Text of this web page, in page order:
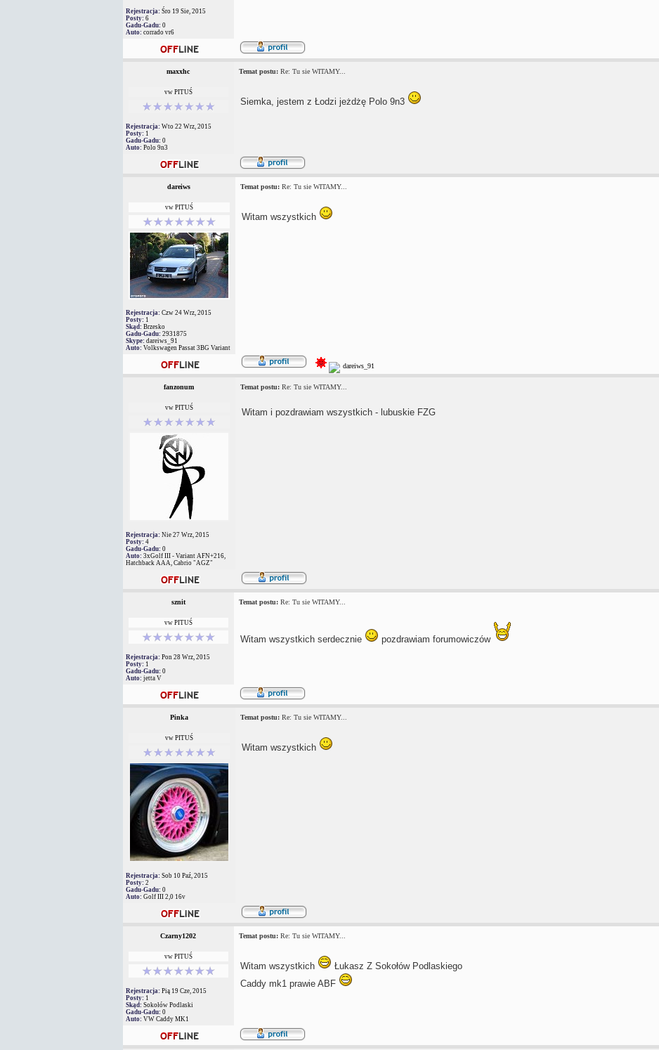
Rejestracja: Śro 19 Sie, 2015
Posty: 6
Gadu-Gadu: 0
Auto: corrado vr6
maxxhc Temat postu:Re: Tu sie WITAMY...
vw PITUŚ
Rejestracja: Wto 22 Wrz, 2015
Posty: 1
Gadu-Gadu: 0
Auto: Polo 9n3
Siemka, jestem z Łodzi jeżdżę Polo 9n3
dareiws Temat postu:Re: Tu sie WITAMY...
vw PITUŚ
Rejestracja: Czw 24 Wrz, 2015
Posty: 1
Skąd: Brzesko
Gadu-Gadu: 2931875
Skype: dareiws_91
Auto: Volkswagen Passat 3BG Variant
Witam wszystkich
fanzonum Temat postu:Re: Tu sie WITAMY...
vw PITUŚ
Rejestracja: Nie 27 Wrz, 2015
Posty: 4
Gadu-Gadu: 0
Auto: 3xGolf III - Variant AFN+216,
Hatchback AAA, Cabrio "AGZ"
Witam i pozdrawiam wszystkich - lubuskie FZG
sznit Temat postu:Re: Tu sie WITAMY...
vw PITUŚ
Rejestracja: Pon 28 Wrz, 2015
Posty: 1
Gadu-Gadu: 0
Auto: jetta V
Witam wszystkich serdecznie pozdrawiam forumowiczów
Pinka Temat postu:Re: Tu sie WITAMY...
vw PITUŚ
Rejestracja: Sob 10 Paź, 2015
Posty: 2
Gadu-Gadu: 0
Auto: Golf III 2,0 16v
Witam wszystkich
Czarny1202 Temat postu:Re: Tu sie WITAMY...
vw PITUŚ
Rejestracja: Pią 19 Cze, 2015
Posty: 1
Skąd: Sokołów Podlaski
Gadu-Gadu: 0
Auto: VW Caddy MK1
Witam wszystkich
Łukasz Z Sokołów Podlaskiego
Caddy mk1 prawie ABF